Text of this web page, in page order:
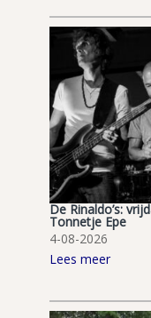
De Rinaldo’s:
Tonnetje Epe
4-08-2026
Lees meer